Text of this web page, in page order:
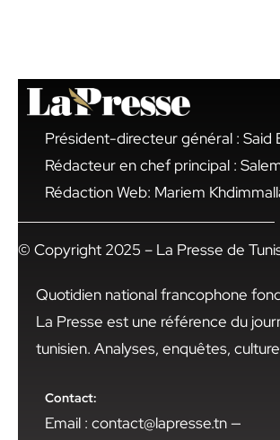
Président-directeur général : Said
Rédacteur en chef principal :
Rédaction Web: Mariem
© Copyright 2025 – La Presse de
Quotidien national francophone
La Presse est une référence du
tunisien. Analyses, enquêtes,
Contact:
Email : contact@lapresse.tn —